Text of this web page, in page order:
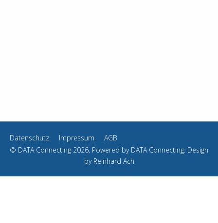
Datenschutz Impressum
AGB
© DATA Connecting 2026, Powered by DATA Connecting. Design
by Reinhard Ach